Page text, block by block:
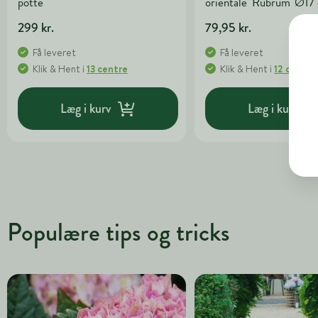
299 kr.
Få leveret
Klik & Hent i 13 centre
Læg i kurv
79,95 kr.
Få leveret
Klik & Hent i12 centre
Læg i kurv
Populære tips og tricks